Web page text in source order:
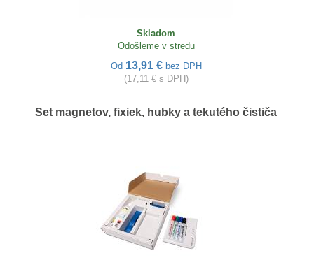
Skladom
Odošleme v stredu
Od 13,91 € bez DPH
(17,11 € s DPH)
Set magnetov, fixiek, hubky a tekutého čističa